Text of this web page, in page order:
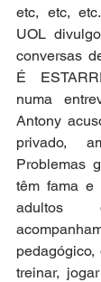
etc, etc,
UOL
conversas
É
numa
Antony
privado,
Problemas
têm fama e
adultos
treinar,